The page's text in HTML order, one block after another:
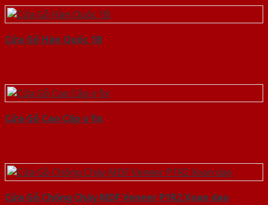
Cửa Gỗ Hàn Quốc 1B
Cửa Gỗ Cao Cấp o fix
Cửa Gỗ Chống Cháy MDF Veneer P1R2 Xoan dao